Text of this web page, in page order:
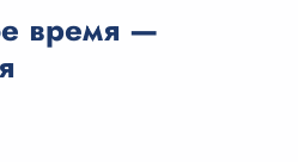
время —